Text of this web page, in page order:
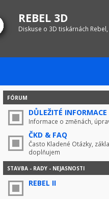
REBEL 3D
Diskuse o 3D tiskárnách
FÓRUM
DŮLEŽITÉ INFORMACE
Informace o změnách,
ČKD & FAQ
Často Kladené Otázky,
doplňujem
STAVBA - RADY - NEJASNOSTI
REBEL II